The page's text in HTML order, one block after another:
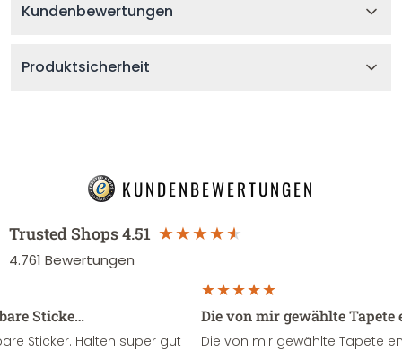
Kundenbewertungen
Produktsicherheit
KUNDENBEWERTUNGEN
Trusted Shops4.51
4.761 Bewertungen
Sticke…
Sticker. Halten super gut
Die von mir gewählte
Die von mir gewählte Tapete